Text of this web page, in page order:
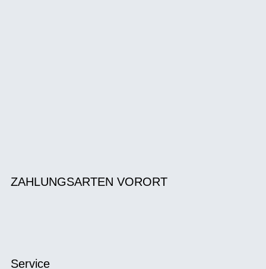
ZAHLUNGSARTEN VORORT
Service